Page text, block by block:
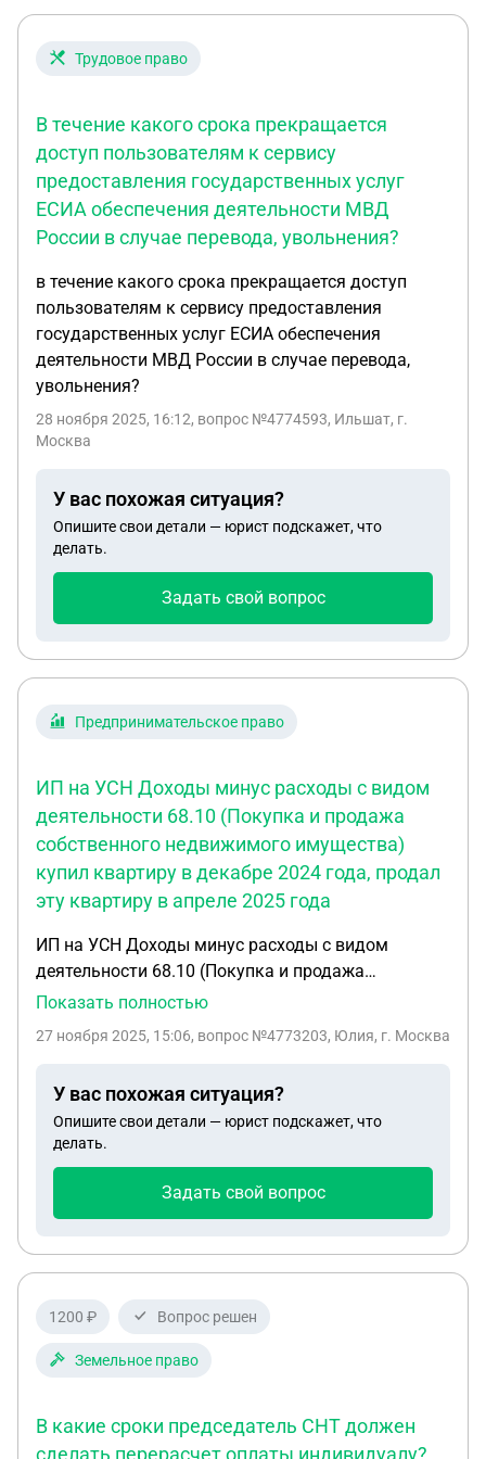
Трудовое право
В течение какого срока прекращается
доступ пользователям к сервису
предоставления государственных услуг
ЕСИА обеспечения деятельности МВД
России в случае перевода, увольнения?
в течение какого срока прекращается доступ
пользователям к сервису предоставления
государственных услуг ЕСИА обеспечения
деятельности МВД России в случае перевода,
увольнения?
28 ноября 2025, 16:12, вопрос №4774593, Ильшат, г.
Москва
У вас похожая ситуация?
Опишите свои детали — юрист подскажет, что
делать.
Задать свой вопрос
Предпринимательское право
ИП на УСН Доходы минус расходы с видом
деятельности 68.10 (Покупка и продажа
собственного недвижимого имущества)
купил квартиру в декабре 2024 года, продал
эту квартиру в апреле 2025 года
ИП на УСН Доходы минус расходы с видом
деятельности 68.10 (Покупка и продажа
собственного недвижимого имущества) купил
квартиру в апреле 2025 года. Как правильно
фактической оплаты продавцу в декабре 2024
или на момент продажи данной квартиры, т.е. и
расход и доход будут учтены в апреле 2025
Показать полностью
27 ноября 2025, 15:06, вопрос №4773203, Юлия, г. Москва
У вас похожая ситуация?
Опишите свои детали — юрист подскажет, что
делать.
Задать свой вопрос
1200 ₽ Вопрос решен
Земельное право
В какие сроки председатель СНТ должен
сделать перерасчет оплаты индивидуалу?